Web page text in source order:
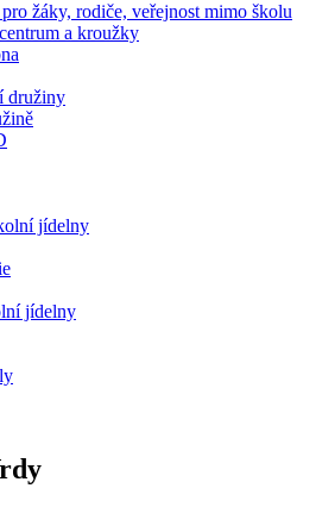
žáky, rodiče, veřejnost mimo školu
a kroužky
družiny
jídelny
jídelny